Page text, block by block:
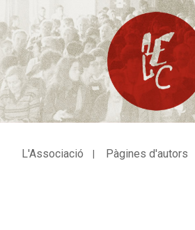
L'Associació Pàgines d'autors